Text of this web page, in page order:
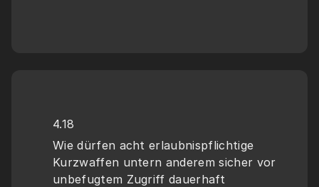
4.18
Wie dürfen acht erlaubnispflichtige
Kurzwaffen untern anderem sicher vor
unbefugtem Zugriff dauerhaft